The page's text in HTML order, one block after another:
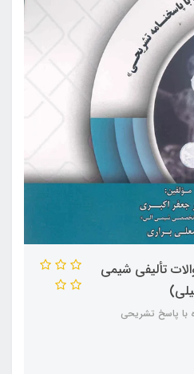
تألیفی شیمی
با پاسخ تشریحی